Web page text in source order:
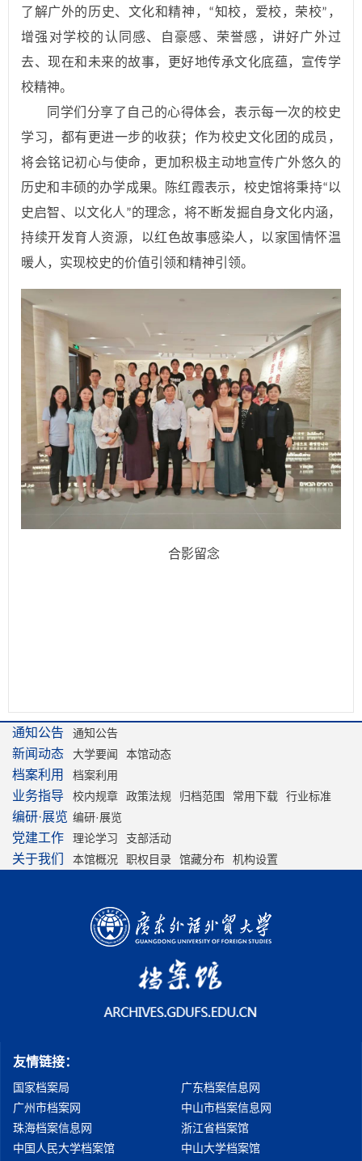
了解广外的历史、文化和精神， “知校，爱校，荣校” ，
增强对学校的认同感、自豪感、荣誉感，讲好广外过
去、现在和未来的故事，更好地传承文化底蕴，宣传学
校精神。
同学们分享了自己的心得体会，表示每一次的校史
学习，都有更进一步的收获；作为校史文化团的成员，
将会铭记初心与使命，更加积极主动地宣传广外悠久的
历史和丰硕的办学成果。陈红霞表示，校史馆将秉持“以
史启智、以文化人 ”的理念，将不断发掘自身文化内涵，
持续开发育人资源，以红色故事感染人，以家国情怀温
暖人，实现校史的价值引领和精神引领。
合影留念
通知公告 通知公告
新闻动态 大学要闻 本馆动态
档案利用 档案利用
业务指导 校内规章 政策法规 归档范围 常用下载 行业标准
编研·展览 编研·展览
党建工作 理论学习 支部活动
关于我们 本馆概况 职权目录 馆藏分布 机构设置
友情链接：
国家档案局
广东档案信息网
广州市档案网
中山市档案信息网
珠海档案信息网
浙江省档案馆
中国人民大学档案馆
中山大学档案馆